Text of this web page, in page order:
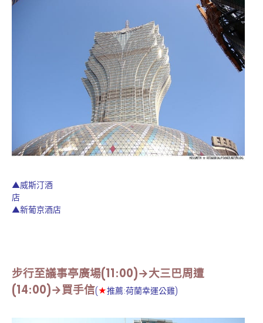
▲威斯汀酒
店
▲新葡京酒店
步行至議事亭廣場(11:00)→大三巴周遭
(14:00)→買手信(★推薦:荷蘭幸運公雞)